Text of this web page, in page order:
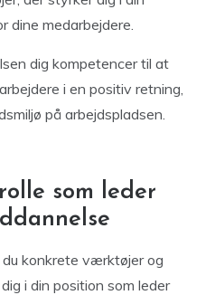
dine medarbejdere.
dig kompetencer til at
i en positiv retning,
på arbejdspladsen.
som leder
konkrete værktøjer og
i din position som leder